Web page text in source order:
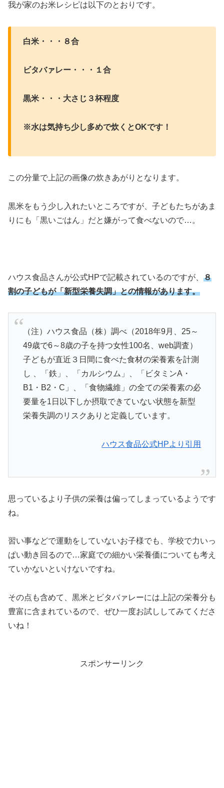
我が家のお米レシピは以下のとおりです。
白米・・・８合
ビタバァレー・・・１合
黒米・・・大さじ３杯程度
※水は気持ち少し多めで炊くとOKです！
この分量で上記の画像の炊きあがりとなります。
黒米をもう少し入れたいところですが、子どもたちがあま
りにも「黒いごはん」だと嫌がって食べないので…。
ハウス食品さんが公式HPで記載されているのですが、 ８
割の子どもが「新型栄養失調」との情報があります。
（注）ハウス食品（株）調べ（2018年9月、25～
49歳で6～8歳の子を持つ女性100名、web調査）
子どもが直近３日間に食べた食材の栄養素を計測
し 、「鉄」、「カルシウム」、「ビタミンA・
B1・B2・C」、「食物繊維」の全ての栄養素の必
要量を1日以下しか摂取できていない状態を新型
栄養失調のリスクありと定義しています。
ハウス食品公式HPより引用
思っているより子供の栄養は偏ってしまっているようです
ね。
習い事などで運動をしていないお子様でも、学校で力いっ
ぱい動き回るので…家庭での細かい栄養価についても考え
ていかないといけないですね。
その点も含めて、黒米とビタバァレーには上記の栄養分も
豊富に含まれているので、ぜひ一度お試ししてみてくださ
いね！
スポンサーリンク